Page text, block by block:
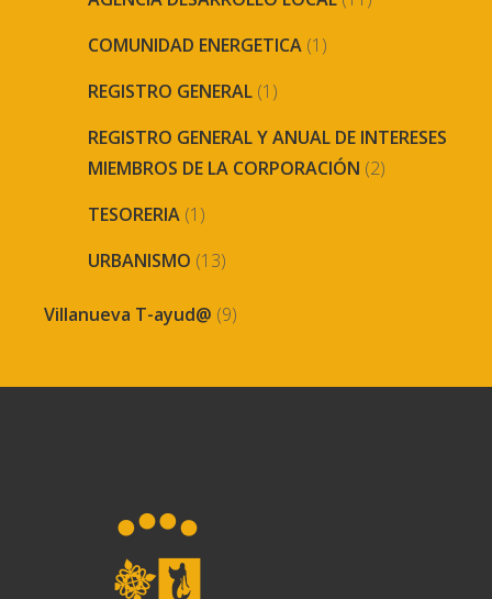
COMUNIDAD ENERGETICA (1)
REGISTRO GENERAL (1)
REGISTRO GENERAL Y ANUAL DE INTERESES
MIEMBROS DE LA CORPORACIÓN (2)
TESORERIA (1)
URBANISMO (13)
Villanueva T-ayud@ (9)